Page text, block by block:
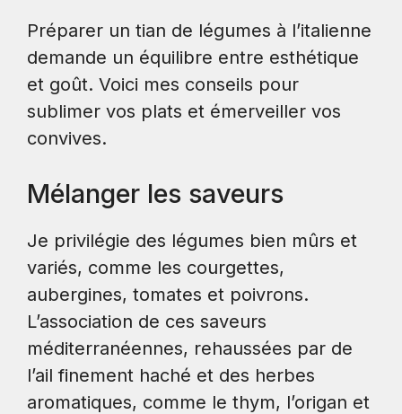
Préparer un tian de légumes à l’italienne
demande un équilibre entre esthétique
et goût. Voici mes conseils pour
sublimer vos plats et émerveiller vos
convives.
Mélanger les saveurs
Je privilégie des légumes bien mûrs et
variés, comme les courgettes,
aubergines, tomates et poivrons.
L’association de ces saveurs
méditerranéennes, rehaussées par de
l’ail finement haché et des herbes
aromatiques, comme le thym, l’origan et